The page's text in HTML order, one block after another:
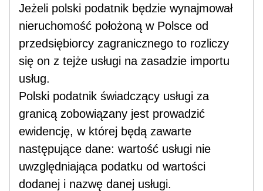
Jeżeli polski podatnik będzie wynajmował
nieruchomość położoną w Polsce od
przedsiębiorcy zagranicznego to rozliczy
się on z tejże usługi na zasadzie importu
usług.
Polski podatnik świadczący usługi za
granicą zobowiązany jest prowadzić
ewidencję, w której będą zawarte
następujące dane: wartość usługi nie
uwzględniająca podatku od wartości
dodanej i nazwę danej usługi.